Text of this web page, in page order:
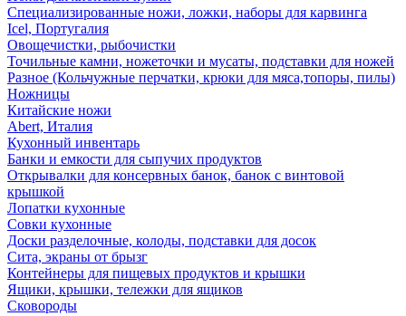
Специализированные ножи, ложки, наборы для карвинга
Icel, Португалия
Овощечистки, рыбочистки
Точильные камни, ножеточки и мусаты, подставки для ножей
Разное (Кольчужные перчатки, крюки для мяса,топоры, пилы)
Ножницы
Китайские ножи
Abert, Италия
Кухонный инвентарь
Банки и емкости для сыпучих продуктов
Открывалки для консервных банок, банок с винтовой
крышкой
Лопатки кухонные
Совки кухонные
Доски разделочные, колоды, подставки для досок
Сита, экраны от брызг
Контейнеры для пищевых продуктов и крышки
Ящики, крышки, тележки для ящиков
Сковороды